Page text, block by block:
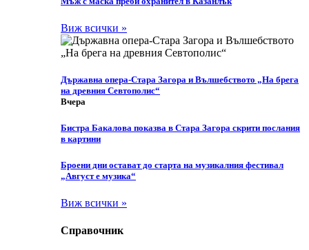
Виж всички »
Държавна опера-Стара Загора и Вълшебството „На брега
на древния Севтополис“
Вчера
Бистра Бакалова показва в Стара Загора скрити послания
в картини
Броени дни остават до старта на музикалния фестивал
„Август е музика“
Виж всички »
Справочник